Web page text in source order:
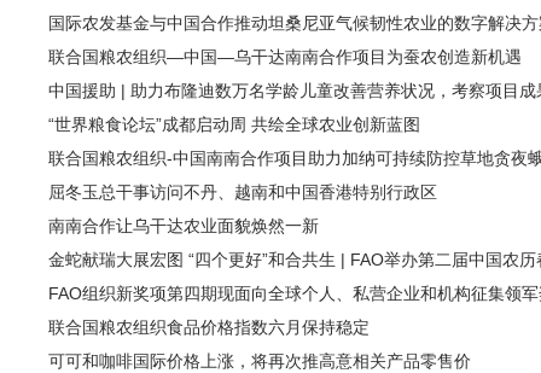
国际农发基金与中国合作推动坦桑尼亚气候韧性农业的数字解决
联合国粮农组织—中国—乌干达南南合作项目为蚕农创造新机遇
中国援助 | 助力布隆迪数万名学龄儿童改善营养状况，考察项目
“世界粮食论坛”成都启动周 共绘全球农业创新蓝图
联合国粮农组织-中国南南合作项目助力加纳可持续防控草地贪夜
屈冬玉总干事访问不丹、越南和中国香港特别行政区
南南合作让乌干达农业面貌焕然一新
金蛇献瑞大展宏图 “四个更好”和合共生 | FAO举办第二届中国农
FAO组织新奖项第四期现面向全球个人、私营企业和机构征集领
联合国粮农组织食品价格指数六月保持稳定
可可和咖啡国际价格上涨，将再次推高意相关产品零售价